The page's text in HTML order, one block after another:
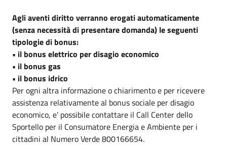
Agli aventi diritto verranno erogati automaticamente
(senza necessità di presentare domanda) le seguenti
tipologie di bonus:
• il bonus elettrico per disagio economico
• il bonus gas
• il bonus idrico
Per ogni altra informazione o chiarimento e per ricevere
assistenza relativamente al bonus sociale per disagio
economico, e’ possibile contattare il Call Center dello
Sportello per il Consumatore Energia e Ambiente per i
cittadini al Numero Verde 800166654.